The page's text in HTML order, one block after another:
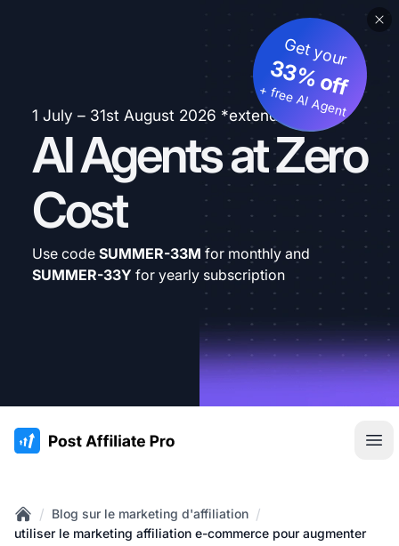
1 July – 31st August 2026 *extended
AI Agents at Zero
Cost
Get your
33% off
+ free AI Agent
Use code SUMMER-33M for monthly and
SUMMER-33Y for yearly subscription
:site.title
Home
/ Blog sur le marketing d'affiliation /
utiliser le marketing affiliation e-commerce pour augmenter